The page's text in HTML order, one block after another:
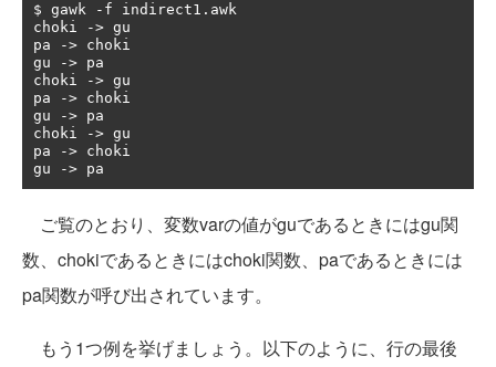
$ gawk - f indirect1 . awk
choki
-> gu
pa
-> choki
gu
-> pa
choki
-> gu
pa
-> choki
gu
-> pa
choki
-> gu
pa
-> choki
gu
-> pa
ご覧のとおり、変数varの値がguであるときにはgu関
数、chokiであるときにはchoki関数、paであるときには
pa関数が呼び出されています。
もう1つ例を挙げましょう。以下のように、行の最後